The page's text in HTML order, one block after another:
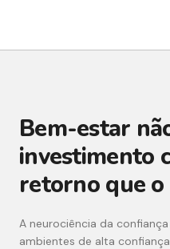
Bem-estar
investimento
retorno que o
A neurociência da
ambientes de alta